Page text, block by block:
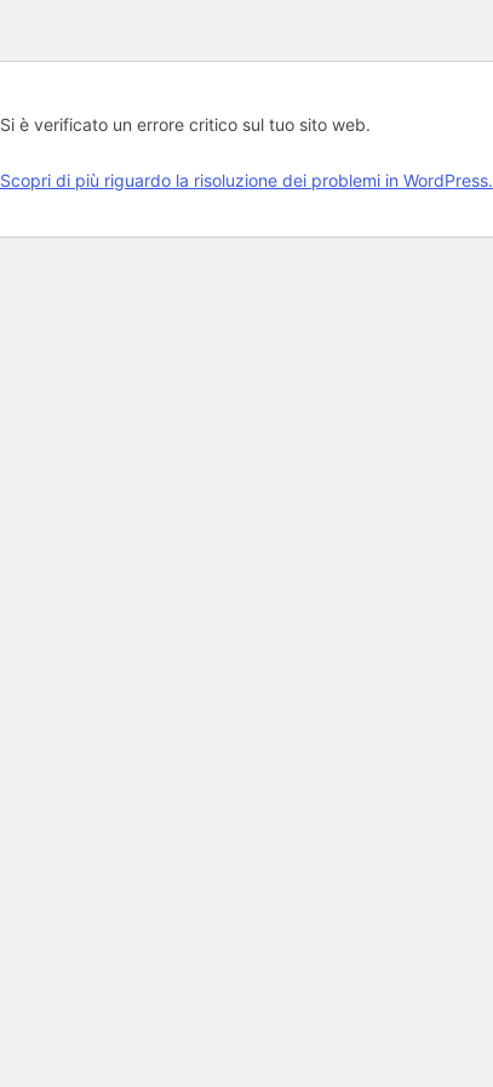
Si è verificato un errore critico sul tuo sito web.
Scopri di più riguardo la risoluzione dei problemi in WordPress.